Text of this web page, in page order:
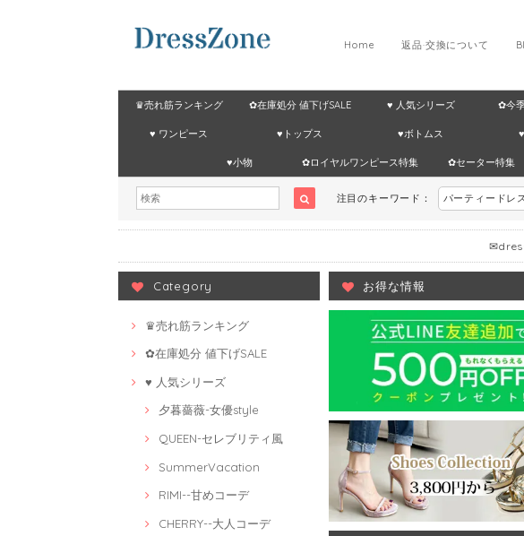
返品·交換について
Home
♛売れ筋ランキング ✿在庫処分 値下げSALE ♥ 人気シリーズ ✿今
♥ ワンピース ♥トップス ♥ボトムス
♥小物 ✿ロイヤルワンピース特集 ✿セーター特集
注目のキーワード： パーティードレ
✉
Category
♛売れ筋ランキング
✿在庫処分 値下げSALE
♥ 人気シリーズ
夕暮薔薇-女優style
QUEEN-セレブリティ風
SummerVacation
RIMI--甘めコーデ
CHERRY--大人コーデ
お得な情報